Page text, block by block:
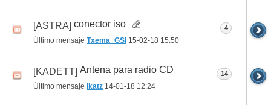
[ASTRA] conector iso
Último mensaje Txema_GSI 15-02-18 15:50
4
[KADETT] Antena para radio CD
Último mensaje ikatz 14-01-18 12:24
14